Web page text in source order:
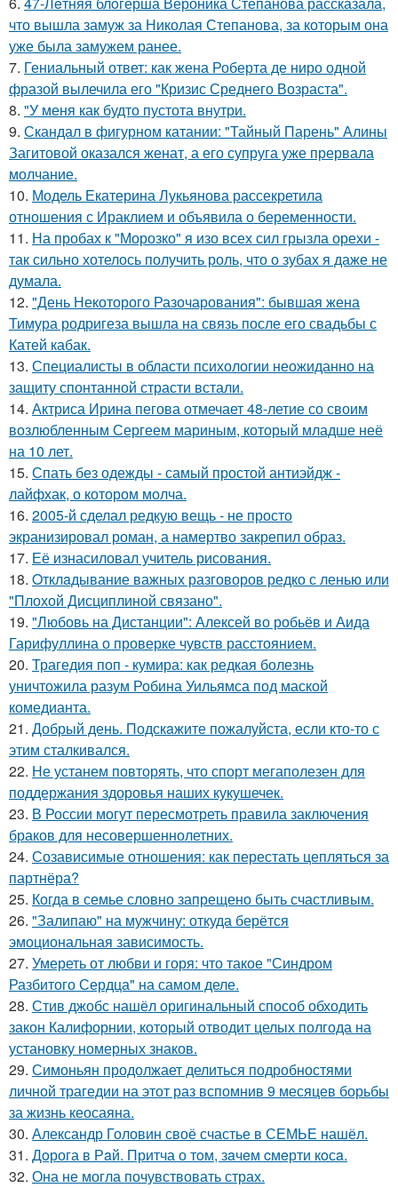
что вышла замуж за Николая Степанова, за которым она
уже была замужем ранее.
7. Гениальный ответ: как жена Роберта де ниро одной
фразой вылечила его "Кризис Среднего Возраста".
8. "У меня как будто пустота внутри.
9. Скандал в фигурном катании: "Тайный Парень" Алины
Загитовой оказался женат, а его супруга уже прервала
молчание.
10. Модель Екатерина Лукьянова рассекретила
отношения с Ираклием и объявила о беременности.
11. На пробах к "Морозко" я изо всех сил грызла орехи -
так сильно хотелось получить роль, что о зубах я даже не
думала.
12. "День Некоторого Разочарования": бывшая жена
Тимура родригеза вышла на связь после его свадьбы с
Катей кабак.
13. Специалисты в области психологии неожиданно на
защиту спонтанной страсти встали.
14. Актриса Ирина пегова отмечает 48-летие со своим
возлюбленным Сергеем мариным, который младше неё
на 10 лет.
15. Спать без одежды - самый простой антиэйдж -
лайфхак, о котором молча.
16. 2005-й сделал редкую вещь - не просто
экранизировал роман, а намертво закрепил образ.
17. Её изнасиловал учитель рисования.
18. Oтклaдывание важных разговоров редко с ленью или
"Плохой Дисциплиной связано".
19. "Любовь на Дистанции": Алексей во робьёв и Аида
Гарифуллина о проверке чувств расстоянием.
20. Трагедия поп - кумира: как редкая болезнь
уничтожила разум Робина Уильямса под маской
комедианта.
21. Добрый день. Подскaжите пожалуйста, если кто-то с
этим сталкивался.
22. Не устанем повторять, что спорт мегаполезен для
поддержания здоровья наших кукушечек.
23. В России могут пересмотреть правила заключения
браков для несовершеннолетних.
24. Созависимые отношения: как перестать цепляться за
партнёра?
25. Когда в семье словно запрещено быть счастливым.
26. "Залипаю" на мужчину: откуда берётся
эмоциональная зависимость.
27. Умереть от любви и горя: что такое "Синдром
Разбитого Сердца" на самом деле.
28. Стив джобс нашёл оригинальный способ обходить
закон Калифорнии, который отводит целых полгода на
установку номерных знаков.
29. Симоньян продолжает делиться подробностями
личной трагедии на этот раз вспомнив 9 месяцев борьбы
за жизнь кеосаяна.
30. Александр Головин своё счастье в СЕМЬЕ нашёл.
31. Дoрога в Рaй. Притча о тoм, зaчeм cмeрти кoсa.
32. Она не могла почувствовать страх.